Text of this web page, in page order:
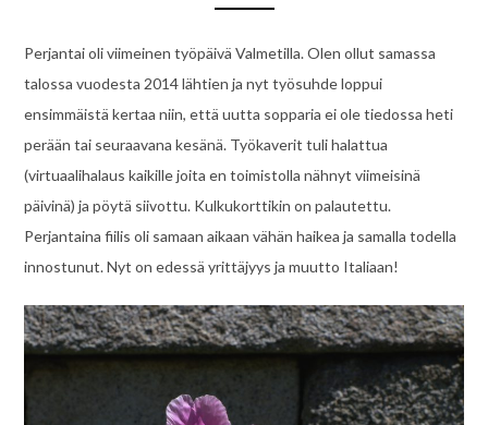
Perjantai oli viimeinen työpäivä Valmetilla. Olen ollut samassa
talossa vuodesta 2014 lähtien ja nyt työsuhde loppui
ensimmäistä kertaa niin, että uutta sopparia ei ole tiedossa heti
perään tai seuraavana kesänä. Työkaverit tuli halattua
(virtuaalihalaus kaikille joita en toimistolla nähnyt viimeisinä
päivinä) ja pöytä siivottu. Kulkukorttikin on palautettu.
Perjantaina fiilis oli samaan aikaan vähän haikea ja samalla todella
innostunut. Nyt on edessä yrittäjyys ja muutto Italiaan!